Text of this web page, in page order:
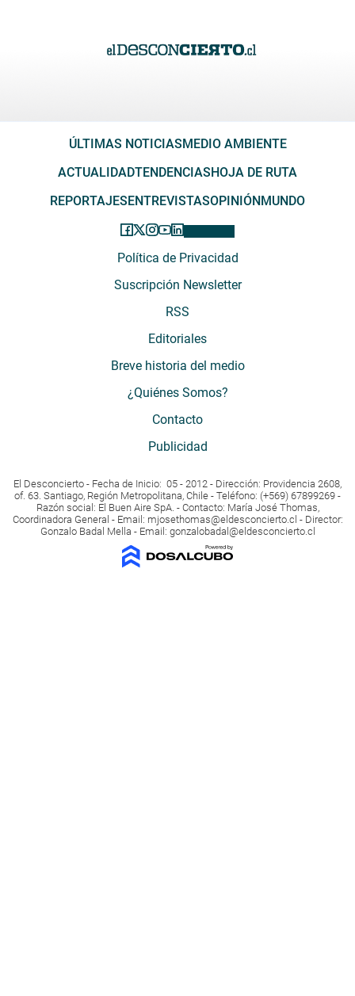
ÚLTIMAS NOTICIASMEDIO AMBIENTE
ACTUALIDADTENDENCIASHOJA DE RUTA
REPORTAJESENTREVISTASOPINIÓNMUNDO
Política de Privacidad
Suscripción Newsletter
RSS
Editoriales
Breve historia del medio
¿Quiénes Somos?
Contacto
Publicidad
El Desconcierto - Fecha de Inicio: 05 - 2012 - Dirección: Providencia 2608,
of. 63. Santiago, Región Metropolitana, Chile - Teléfono: (+569) 67899269 -
Razón social: El Buen Aire SpA. - Contacto: María José Thomas,
Coordinadora General - Email: mjosethomas@eldesconcierto.cl - Director:
Gonzalo Badal Mella - Email: gonzalobadal@eldesconcierto.cl